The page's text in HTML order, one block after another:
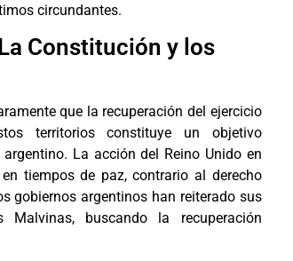
circundantes.
Constitución y los
que la recuperación del ejercicio
territorios constituye un objetivo
La acción del Reino Unido en
tiempos de paz, contrario al derecho
gobiernos argentinos han reiterado sus
Malvinas, buscando la recuperación